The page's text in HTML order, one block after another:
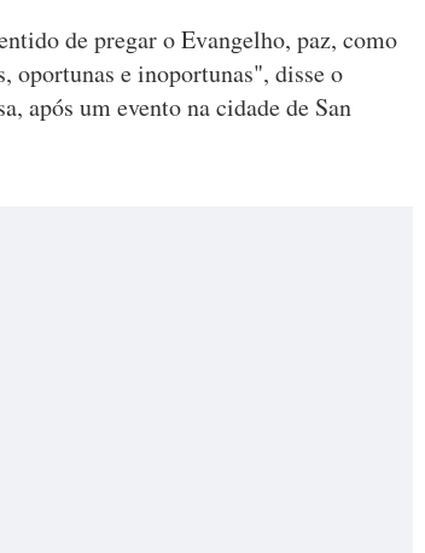
de pregar o Evangelho, paz, como
oportunas e inoportunas", disse o
após um evento na cidade de San